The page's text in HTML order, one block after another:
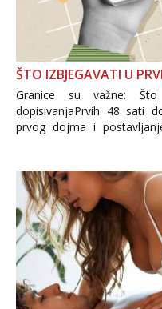
ŠTO IZBJEGAVATI U
Granice su važne:
dopisivanjaPrvih 48 sati
prvog dojma i
Važno je izbjeći
informacija, jer
povjerenje. Takođe...